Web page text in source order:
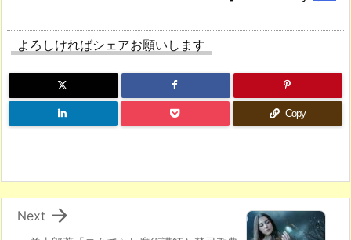
よろしければシェアお願いします
Copy

Next